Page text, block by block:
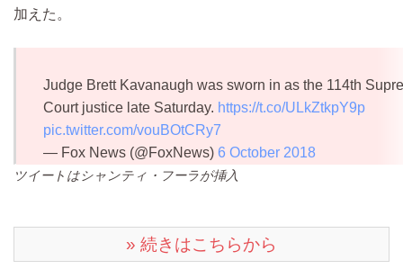
加えた。
Judge Brett Kavanaugh was sworn in as the 114th
Court justice late Saturday. https://t.co/ULkZtkpY9p
pic.twitter.com/vouBOtCRy7
— Fox News (@FoxNews) 6 October 2018
ツイートはシャンティ・フーラが挿入
» 続きはこちらから